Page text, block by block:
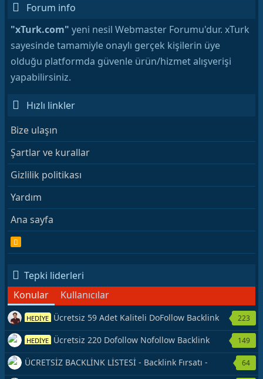
Forum info
"xTurk.com" yeni nesil Webmaster Forumu'dur. xTurk
sayesinde tamamiyle onaylı gerçek kişilerin üye
olduğu platformda güvenle ürün/hizmet alışverişi
yapabilirsiniz.
Hızlı linkler
Bize ulaşın
Şartlar ve kurallar
Gizlilik politikası
Yardım
Ana sayfa
R
S
Tepki liderleri
Konular
Kullanıcılar
HEDİYE Ücretsiz 59 Adet Kaliteli DoFollow Backlink
Kaynağı Veriyorum.
223
HEDİYE Ücretsiz 220 Dofollow Nofollow Backlink
Veriyorum
149
ÜCRETSİZ BACKLİNK LİSTESİ - Backlink Fırsatı -
Hemen Yetiş!
64